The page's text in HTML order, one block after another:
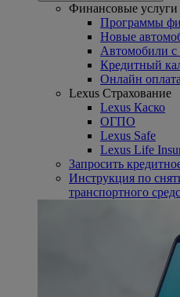
Финансовые услуги
Программы
Новые
Автомобили с
Кредитный
Онлайн оплата
Lexus Страхование
Lexus Каско
ОГПО
Lexus Safe
Lexus Life
Запросить
Инструкция по
транспортного